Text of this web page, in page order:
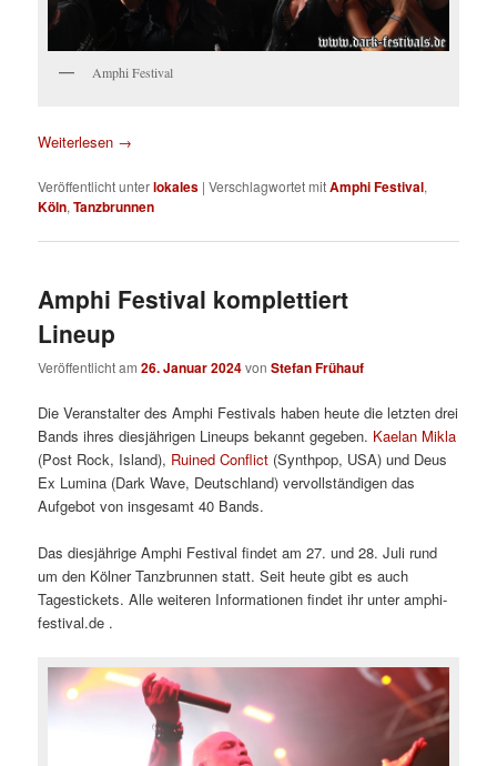
Amphi Festival
Weiterlesen →
Veröffentlicht unterlokales |Verschlagwortet mitAmphi Festival,
Köln,Tanzbrunnen
Amphi Festival komplettiert
Lineup
Veröffentlicht am26. Januar 2024vonStefan Frühauf
Die Veranstalter des Amphi Festivals haben heute die letzten drei
Bands ihres diesjährigen Lineups bekannt gegeben. Kaelan Mikla
(Post Rock, Island), Ruined Conflict (Synthpop, USA) und Deus
Ex Lumina (Dark Wave, Deutschland) vervollständigen das
Aufgebot von insgesamt 40 Bands.
Das diesjährige Amphi Festival findet am 27. und 28. Juli rund
um den Kölner Tanzbrunnen statt. Seit heute gibt es auch
Tagestickets. Alle weiteren Informationen findet ihr unter amphi-
festival.de .